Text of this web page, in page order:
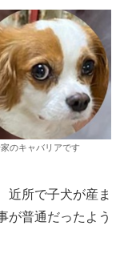
のキャバリアです
近所で子犬が産ま
が普通だったよう